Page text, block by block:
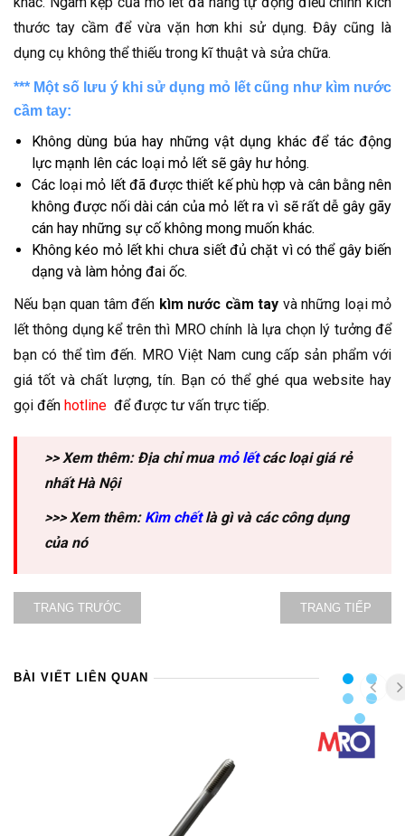
thước tay cầm để vừa vặn hơn khi sử dụng. Đây cũng là
dụng cụ không thể thiếu trong kĩ thuật và sửa chữa.
*** Một số lưu ý khi sử dụng mỏ lết cũng như kìm nước
cầm tay:
Không dùng búa hay những vật dụng khác để tác động
lực mạnh lên các loại mỏ lết sẽ gây hư hỏng.
Các loại mỏ lết đã được thiết kế phù hợp và cân bằng nên
không được nối dài cán của mỏ lết ra vì sẽ rất dễ gây gãy
cán hay những sự cố không mong muốn khác.
Không kéo mỏ lết khi chưa siết đủ chặt vì có thể gây biến
dạng và làm hỏng đai ốc.
Nếu bạn quan tâm đến kìm nước cầm tay và những loại mỏ
lết thông dụng kể trên thì MRO chính là lựa chọn lý tưởng để
bạn có thể tìm đến. MRO Việt Nam cung cấp sản phẩm với
giá tốt và chất lượng, tín. Bạn có thể ghé qua website hay
gọi đến hotline để được tư vấn trực tiếp.
>> Xem thêm: Địa chỉ mua mỏ lếtcác loại giá rẻ
nhất Hà Nội
>>> Xem thêm: Kìm chếtlà gì và các công dụng
của nó
TRANG TRƯỚC TRANG TIẾP
BÀI VIẾT LIÊN QUAN